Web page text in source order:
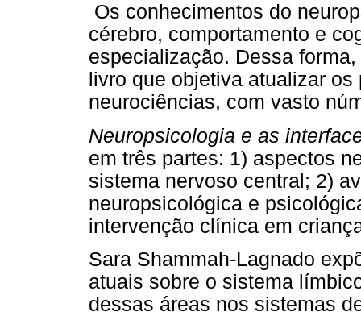
Os conhecimentos do
cérebro, comportamento e
especialização. Dessa
livro que objetiva atualizar
neurociências, com vasto
Neuropsicologia e as
em três partes: 1) aspectos
sistema nervoso central; 2)
neuropsicológica e
intervenção clínica em
Sara Shammah-Lagnado
atuais sobre o sistema
dessas áreas nos sistemas